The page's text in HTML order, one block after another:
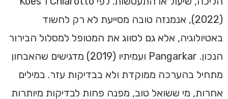
‏(2022), אנמנזה טובה מסייעת לא רק לחשוד
באטיולוגיה, אלא גם לסווג את המטופל למסלול הבירור
הנכון. Pangarkar ועמיתיו (2019) מדגישים שהאבחון
מתחיל בהערכה ממוקדת ולא בבדיקות עזר. במילים
אחרות, מי ששואל טוב, מפנה פחות לבדיקות מיותרות